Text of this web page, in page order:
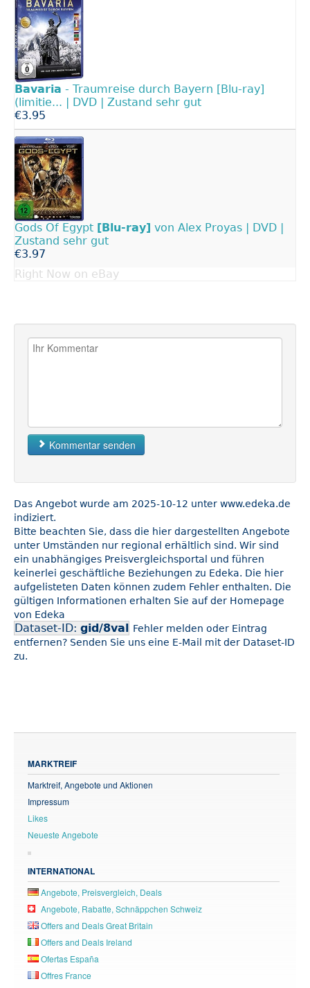
Bavaria - Traumreise durch Bayern [Blu-ray]
(limitie... | DVD | Zustand sehr gut
€3.95
Gods Of Egypt [Blu-ray] von Alex Proyas | DVD |
Zustand sehr gut
€3.97
Right Now on eBay
Kommentar senden
Das Angebot wurde am 2025-10-12 unter www.edeka.de
indiziert.
Bitte beachten Sie, dass die hier dargestellten Angebote
unter Umständen nur regional erhältlich sind. Wir sind
ein unabhängiges Preisvergleichsportal und führen
keinerlei geschäftliche Beziehungen zu Edeka. Die hier
aufgelisteten Daten können zudem Fehler enthalten. Die
gültigen Informationen erhalten Sie auf der Homepage
von Edeka
Dataset-ID: gid/8val Fehler melden oder Eintrag
entfernen? Senden Sie uns eine E-Mail mit der Dataset-ID
zu.
MARKTREIF
Marktreif, Angebote und Aktionen
Impressum
Likes
Neueste Angebote
INTERNATIONAL
Angebote, Preisvergleich, Deals
Angebote, Rabatte, Schnäppchen Schweiz
Offers and Deals Great Britain
Offers and Deals Ireland
Ofertas España
Offres France